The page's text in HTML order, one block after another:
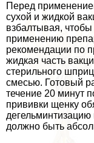
Перед
сухой и жидкой
взбалтывая,
применению
рекомендации по
жидкая часть
стерильного
смесью. Готовый
течение 20 минут
прививки щенку
должно быть